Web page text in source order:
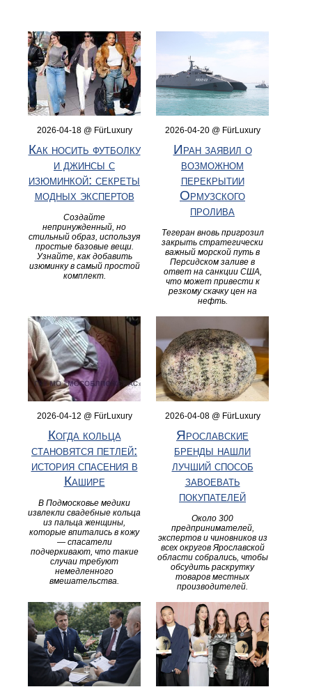
2026-04-18 @ FürLuxury
Как носить футболку
и джинсы с
изюминкой: секреты
модных экспертов
Создайте
непринужденный, но
стильный образ, используя
простые базовые вещи.
Узнайте, как добавить
изюминку в самый простой
комплект.
2026-04-20 @ FürLuxury
Иран заявил о
возможном
перекрытии
Ормузского
пролива
Тегеран вновь пригрозил
закрыть стратегически
важный морской путь в
Персидском заливе в
ответ на санкции США,
что может привести к
резкому скачку цен на
нефть.
2026-04-12 @ FürLuxury
Когда кольца
становятся петлей:
история спасения в
Кашире
В Подмосковье медики
извлекли свадебные кольца
из пальца женщины,
которые впитались в кожу
— спасатели
подчеркивают, что такие
случаи требуют
немедленного
вмешательства.
2026-04-08 @ FürLuxury
Ярославские
бренды нашли
лучший способ
завоевать
покупателей
Около 300
предпринимателей,
экспертов и чиновников из
всех округов Ярославской
области собрались, чтобы
обсудить раскрутку
товаров местных
производителей.